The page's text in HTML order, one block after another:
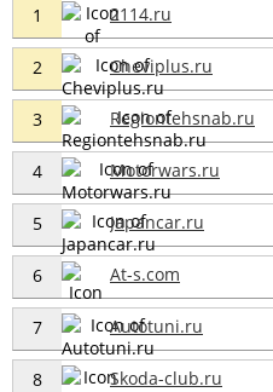
1 2114.ru
2 Cheviplus.ru
3 Regiontehsnab.ru
4 Motorwars.ru
5 Japancar.ru
6 At-s.com
7 Autotuni.ru
8 Skoda-club.ru